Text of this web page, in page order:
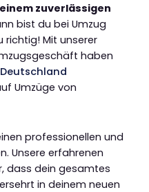
zuverlässigen
bist du bei Umzug
richtig! Mit unserer
haben
Deutschland
Umzüge von
professionellen und
Unsere erfahrenen
dass dein gesamtes
in deinem neuen